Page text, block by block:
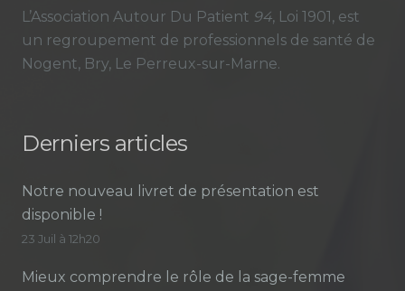
L’Association Autour Du Patient 94, Loi 1901, est
un regroupement de professionnels de santé de
Nogent, Bry, Le Perreux-sur-Marne.
Derniers articles
Notre nouveau livret de présentation est
disponible !
23 Juil à 12h20
Mieux comprendre le rôle de la sage-femme